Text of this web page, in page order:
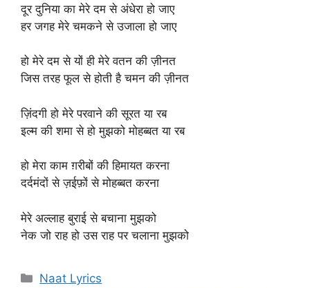
दूर दुनिया का मेरे दम से अंधेरा हो जाए
हर जगह मेरे चमकने से उजाला हो जाए
हो मेरे दम से यों ही मेरे वतन की ज़ीनत
जिस तरह फूल से होती है चमन की ज़ीनत
ज़िंदगी हो मेरे परवाने की सूरत या रब
इल्म की शमा से हो मुझको मोहब्बत या रब
हो मेरा काम ग़रीबों की हिमायत करना
दर्दमंदों से ज़ईफ़ों से मोहब्बत करना
मेरे अल्लाह बुराई से बचाना मुझको
नेक जो राह हो उस राह पर चलाना मुझको
Categories
Naat Lyrics